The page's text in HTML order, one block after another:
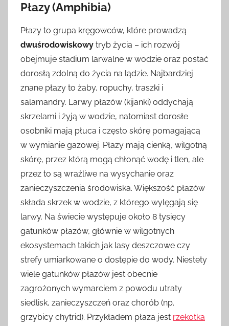
Płazy (Amphibia)
Płazy to grupa kręgowców, które prowadzą
dwuśrodowiskowy tryb życia – ich rozwój
obejmuje stadium larwalne w wodzie oraz postać
dorosłą zdolną do życia na lądzie. Najbardziej
znane płazy to żaby, ropuchy, traszki i
salamandry. Larwy płazów (kijanki) oddychają
skrzelami i żyją w wodzie, natomiast dorosłe
osobniki mają płuca i często skórę pomagającą
w wymianie gazowej. Płazy mają cienką, wilgotną
skórę, przez którą mogą chłonąć wodę i tlen, ale
przez to są wrażliwe na wysychanie oraz
zanieczyszczenia środowiska. Większość płazów
składa skrzek w wodzie, z którego wylęgają się
larwy. Na świecie występuje około 8 tysięcy
gatunków płazów, głównie w wilgotnych
ekosystemach takich jak lasy deszczowe czy
strefy umiarkowane o dostępie do wody. Niestety
wiele gatunków płazów jest obecnie
zagrożonych wymarciem z powodu utraty
siedlisk, zanieczyszczeń oraz chorób (np.
grzybicy chytrid). Przykładem płaza jest rzekotka